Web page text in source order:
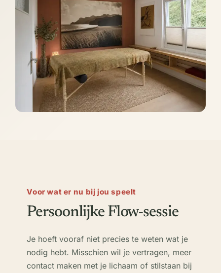
Voor wat er nu bij jou speelt
Persoonlijke Flow-sessie
Je hoeft vooraf niet precies te weten wat je
nodig hebt. Misschien wil je vertragen, meer
contact maken met je lichaam of stilstaan bij